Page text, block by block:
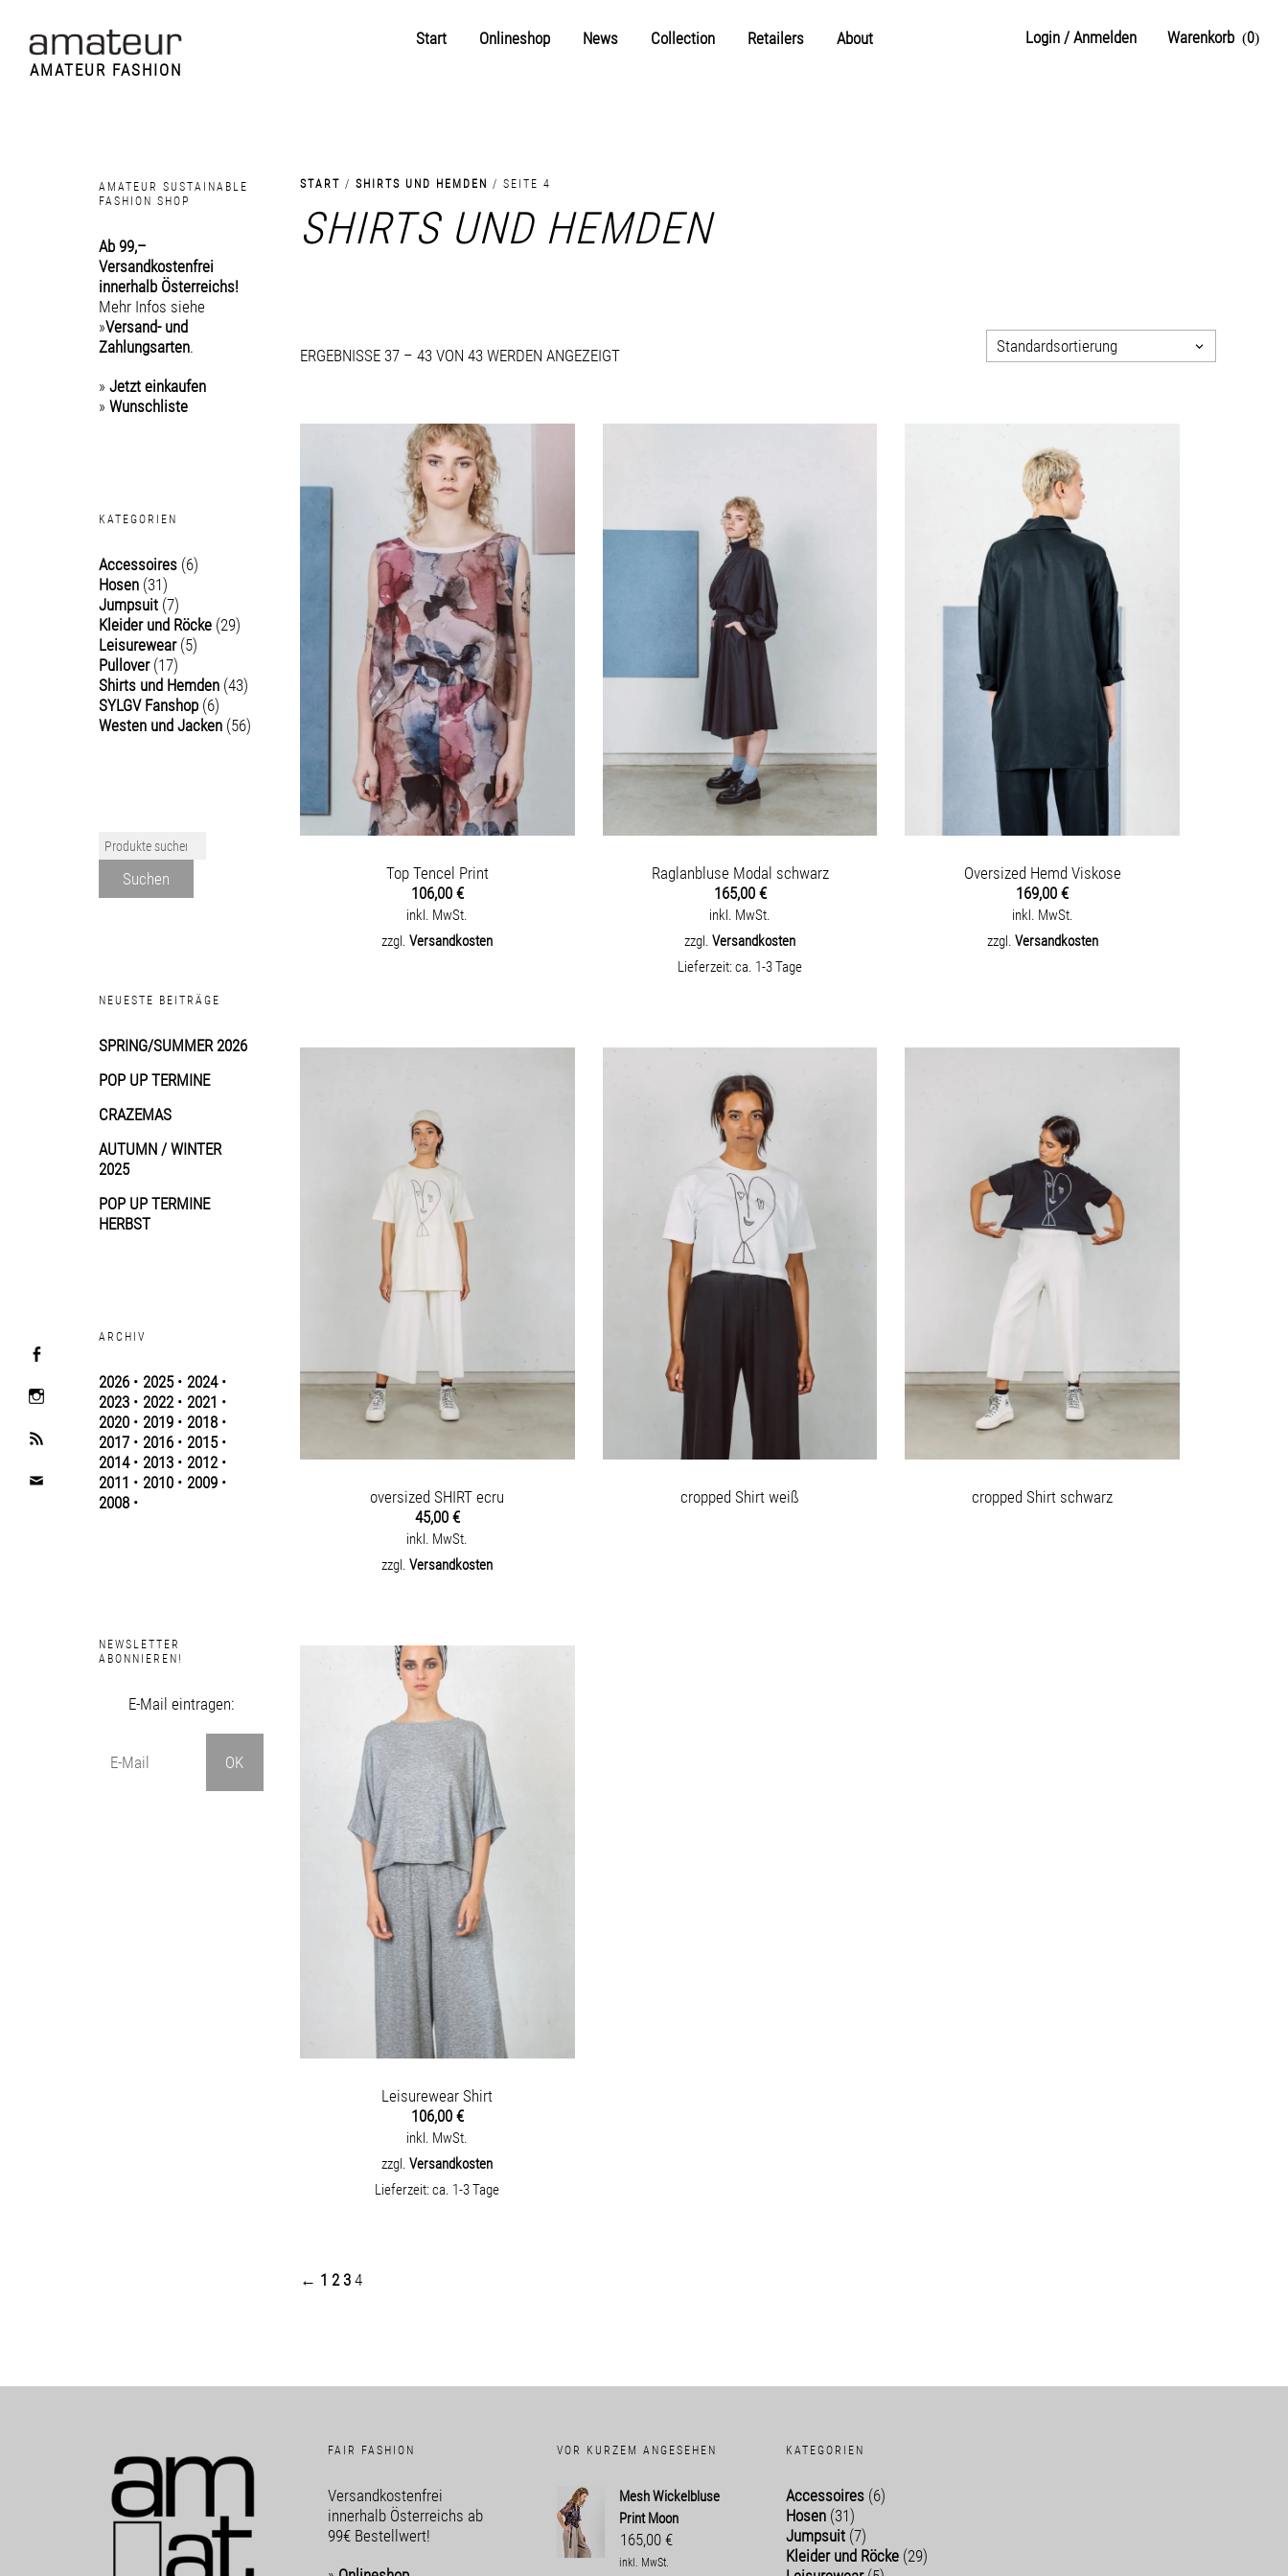
AMATEUR FASHION
Start Onlineshop News Collection Retailers About Login / Anmelden Warenkorb 0
START /SHIRTS UND HEMDEN / SEITE 4
SHIRTS UND HEMDEN
ERGEBNISSE 37 – 43 VON 43 WERDEN ANGEZEIGT
Top Tencel Print
106,00 €
inkl. MwSt.
zzgl.Versandkosten
Raglanbluse Modal schwarz
165,00 €
inkl. MwSt.
zzgl.Versandkosten
Lieferzeit:ca. 1-3 Tage
Oversized Hemd Viskose
169,00€
inkl. MwSt.
zzgl. Versandkosten
oversized SHIRT ecru
45,00 €
inkl. MwSt.
zzgl.Versandkosten
cropped Shirt weiß cropped Shirt schwarz
Leisurewear Shirt
106,00 €
inkl. MwSt.
zzgl.Versandkosten
Lieferzeit:ca. 1-3 Tage
← 1 2 3 4
AMATEUR SUSTAINABLE
FASHION SHOP
Ab 99,–
Versandkostenfrei
innerhalb Österreichs!
Mehr Infos siehe
»Versand- und
Zahlungsarten.
» Jetzt einkaufen
» Wunschliste
KATEGORIEN
Accessoires (6)
Hosen (31)
Jumpsuit (7)
Kleider und Röcke (29)
Leisurewear (5)
Pullover (17)
Shirts und Hemden (43)
SYLGV Fanshop (6)
Westen und Jacken (56)
Suchen
NEUESTE BEITRÄGE
SPRING/SUMMER 2026
POP UP TERMINE
CRAZEMAS
AUTUMN / WINTER
2025
POP UP TERMINE
HERBST
ARCHIV
2026• 2025• 2024•
2023• 2022• 2021 •
2020• 2019• 2018•
2017• 2016• 2015•
2014• 2013• 2012•
2011 • 2010• 2009•
2008•
NEWSLETTER
ABONNIEREN!
E-Mail eintragen:
FAIR FASHION
Versandkostenfrei
innerhalb Österreichs ab
99€ Bestellwert!
VOR KURZEM ANGESEHEN
Mesh Wickelbluse
Print Moon
165,00 €
inkl. MwSt.
KATEGORIEN
Accessoires (6)
Hosen (31)
Jumpsuit (7)
Kleider und Röcke (29)